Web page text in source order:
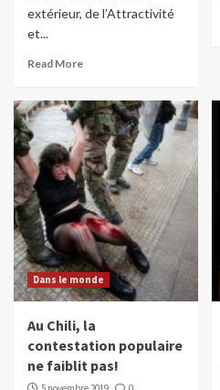
extérieur, de l’Attractivité
et...
Read More
Dans le monde
Au Chili, la
contestation populaire
ne faiblit pas!